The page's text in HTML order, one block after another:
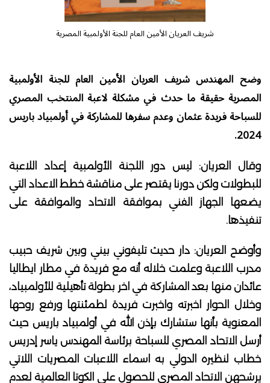
شريف العريان الأمين العام للجنة الأولمبية المصرية
وضح المهندس شريف العريان الأمين العام للجنة الأولمبية
المصرية حقيقة ما حدث في مشكلة لاعبة المنتخب المصري
للسباحة فريدة عثمان وعدم سفرها للمشاركة في أولمبياد باريس
2024.
وقال العريان: ليس دور اللجنة الأولمبية إعداد اللاعبة
للبطولات ولكن دورنا يقتصر على مناقشة خطط الاعداد التي
يضعها الجهاز الفني بموافقة الاتحاد والموافقة على
تنفيذها.
وأوضح العريان: دار حديث تليفوني بيني وبين شريف حبيب
مدرب اللاعبة وعلمت خلاله أنه مع فريدة في مطار ايطاليا
عائدان منها بعد المشاركة في اخر بطولة تأهيلية للأولمبياد،
وخلال الحوار اخبرته واخبرت فريدة لطمئنتها ورفع روحها
المعنوية بأنها ستشارك بإذن الله في أولمبياد باريس حيث
أرسل الاتحاد المصري للسباحة برئاسة المهندس ياسر إدريس
خطاب لنظيره الدولي به اسماء اللاعبات المصريات اللاتي
يرشحهن الاتحاد المصري للحصول على الكوتا العالمية لعدم